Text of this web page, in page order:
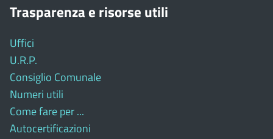
Trasparenza e risorse utili
Uffici
U.R.P.
Consiglio Comunale
Numeri utili
Come fare per ...
Autocertificazioni